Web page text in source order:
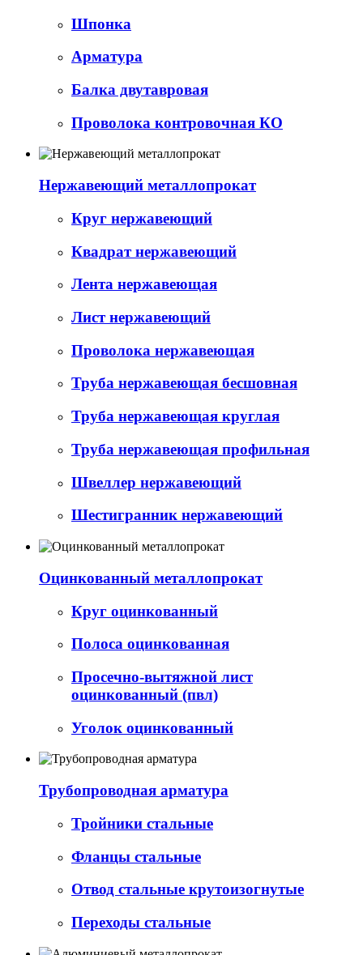
Шпонка
Арматура
Балка двутавровая
Проволока контровочная КО
Нержавеющий металлопрокат
Круг нержавеющий
Квадрат нержавеющий
Лента нержавеющая
Лист нержавеющий
Проволока нержавеющая
Труба нержавеющая бесшовная
Труба нержавеющая круглая
Труба нержавеющая профильная
Швеллер нержавеющий
Шестигранник нержавеющий
Оцинкованный металлопрокат
Круг оцинкованный
Полоса оцинкованная
Просечно-вытяжной лист
оцинкованный (пвл)
Уголок оцинкованный
Трубопроводная арматура
Тройники стальные
Фланцы стальные
Отвод стальные крутоизогнутые
Переходы стальные